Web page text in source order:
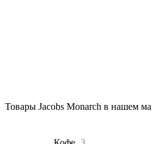
Товары Jacobs Monarch в нашем